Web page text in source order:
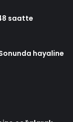
saatte
hayaline